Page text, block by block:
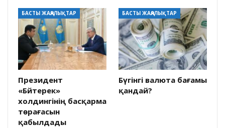
БАСТЫ ЖАҢАЛЫҚТАР
Президент
«Бәйтерек»
холдингінің басқарма
төрағасын
қабылдады
БАСТЫ ЖАҢАЛЫҚТАР
Бүгінгі валюта бағамы
қандай?